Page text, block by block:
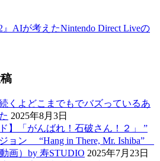
2』AIが考えたNintendo Direct Liveの
くよどこまでもでバズっているあ
2025年8月3日
】「がんばれ！石破さん！２」 ”
ョン “Hang in There, Mr. Ishiba”
画）by 寿STUDIO 2025年7月23日